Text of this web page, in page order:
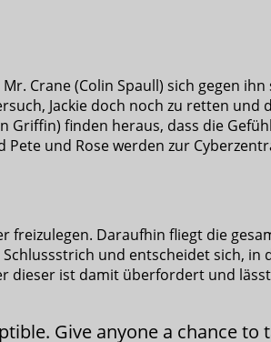
Crane (Colin Spaull) sich gegen
Jackie doch noch zu retten
finden heraus, dass die
und Rose werden zur
Daraufhin fliegt die
und entscheidet sich,
dieser ist damit überfordert und
Give anyone a chance